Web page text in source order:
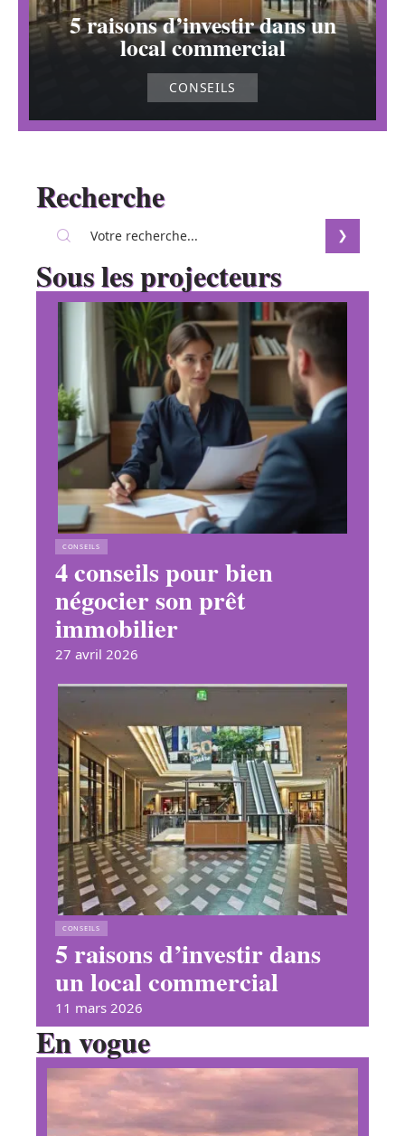
5 raisons d’investir dans un
local commercial
CONSEILS
Recherche
Sous les projecteurs
CONSEILS
4 conseils pour bien
négocier son prêt
immobilier
27 avril 2026
CONSEILS
5 raisons d’investir dans
un local commercial
11 mars 2026
En vogue